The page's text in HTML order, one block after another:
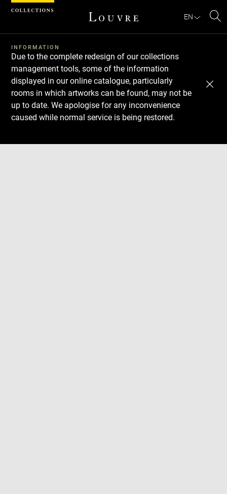
EN
INFORMATION
Due to the complete redesign of our collections
management tools, some of the information
displayed in our online catalogue, particularly
rooms in which artworks can be found, may not be
up to date. We apologise for any inconvenience
caused while normal service is being restored.
Download
Next
Previous
Cookies management panel